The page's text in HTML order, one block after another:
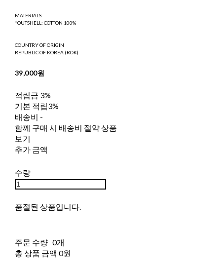
MATERIALS
*OUTSHELL: COTTON 100%
COUNTRY OF ORIGIN
REPUBLIC OF KOREA (ROK)
39,000원
적립금 3%
기본 적립3%
배송비 -
함께 구매 시 배송비 절약 상품
보기
추가 금액
수량
품절된 상품입니다.
주문 수량 0개
총 상품 금액 0원